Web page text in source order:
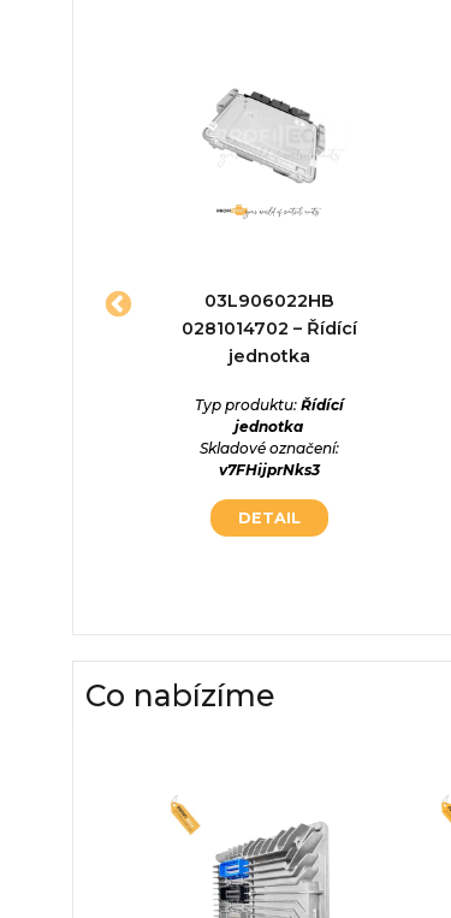
03L906022HB
0281014702 – Řídící
jednotka
Typ produktu: Řídící
jednotka
Skladové označení:
v7FHijprNks3
DETAIL
Co nabízíme